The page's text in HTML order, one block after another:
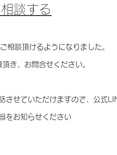
相談する
相談頂けるようになりました。
き、お問合せください。
させていただけますので、公式
をお知らせください